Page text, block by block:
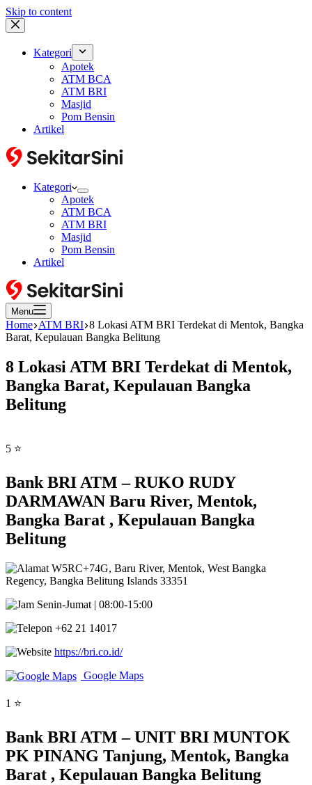
Skip to content
Kategori
Apotek
ATM BCA
ATM BRI
Masjid
Pom Bensin
Artikel
Kategori
Apotek
ATM BCA
ATM BRI
Masjid
Pom Bensin
Artikel
Menu
Home ATM BRI 8 Lokasi ATM BRI Terdekat di Mentok, Bangka
Barat, Kepulauan Bangka Belitung
8 Lokasi ATM BRI Terdekat di Mentok,
Bangka Barat, Kepulauan Bangka
Belitung
5 ⭐
Bank BRI ATM – RUKO RUDY
DARMAWAN Baru River, Mentok,
Bangka Barat , Kepulauan Bangka
Belitung
W5RC+74G, Baru River, Mentok, West Bangka
Regency, Bangka Belitung Islands 33351
Senin-Jumat | 08:00-15:00
+62 21 14017
https://bri.co.id/
Google Maps
1 ⭐
Bank BRI ATM – UNIT BRI MUNTOK
PK PINANG Tanjung, Mentok, Bangka
Barat , Kepulauan Bangka Belitung